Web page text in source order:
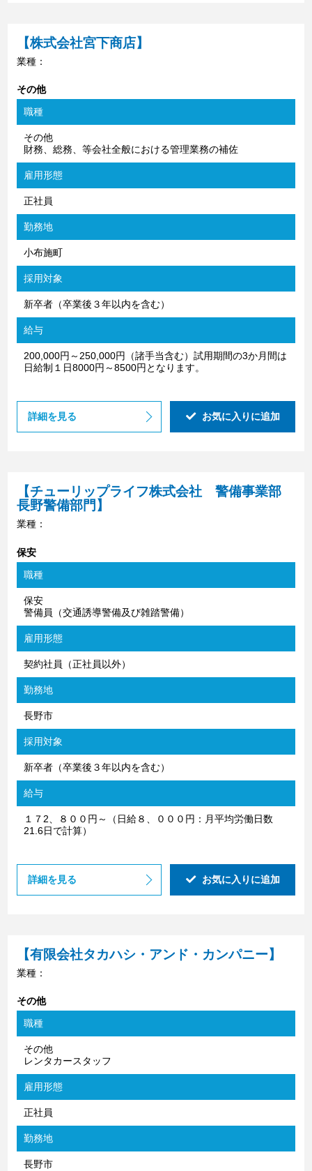
【株式会社宮下商店】
業種：
その他
職種
その他
財務、総務、等会社全般における管理業務の補佐
雇用形態
正社員
勤務地
小布施町
採用対象
新卒者（卒業後３年以内を含む）
給与
200,000円～250,000円（諸手当含む）試用期間の3か月間は
日給制１日8000円～8500円となります。
詳細を見る お気に入りに追加
【チューリップライフ株式会社 警備事業部
長野警備部門】
業種：
保安
職種
保安
警備員（交通誘導警備及び雑踏警備）
雇用形態
契約社員（正社員以外）
勤務地
長野市
採用対象
新卒者（卒業後３年以内を含む）
給与
１７2、８００円～（日給８、０００円：月平均労働日数
21.6日で計算）
詳細を見る お気に入りに追加
【有限会社タカハシ・アンド・カンパニー】
業種：
その他
職種
その他
レンタカースタッフ
雇用形態
正社員
勤務地
長野市